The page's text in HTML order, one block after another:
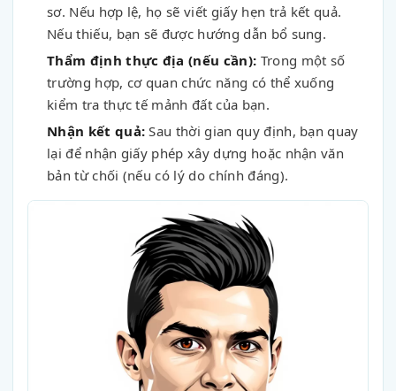
sơ. Nếu hợp lệ, họ sẽ viết giấy hẹn trả kết quả.
Nếu thiếu, bạn sẽ được hướng dẫn bổ sung.
Thẩm định thực địa (nếu cần): Trong một số
trường hợp, cơ quan chức năng có thể xuống
kiểm tra thực tế mảnh đất của bạn.
Nhận kết quả: Sau thời gian quy định, bạn quay
lại để nhận giấy phép xây dựng hoặc nhận văn
bản từ chối (nếu có lý do chính đáng).